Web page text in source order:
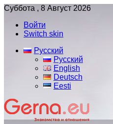
Суббота , 8 Август 2026
Войти
Switch skin
Русский
Русский
English
Deutsch
Eesti